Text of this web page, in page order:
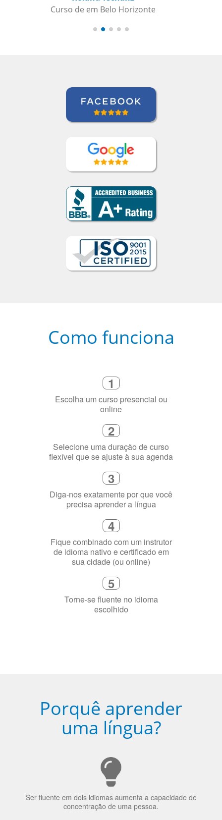
Curso de Italiano em Santos
1
Escolha um curso presencial ou
online
2
Selecione uma duração de curso
flexível que se ajuste à sua agenda
3
Diga-nos exatamente por que você
precisa aprender a língua
4
Fique combinado com um instrutor
de idioma nativo e certificado em
sua cidade (ou online)
5
Porquê aprender
uma língua?